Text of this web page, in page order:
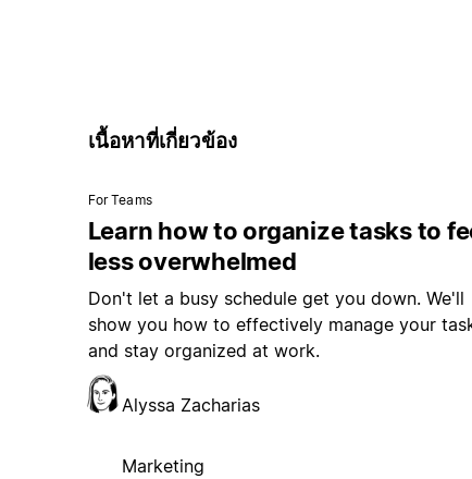
เนื้อหาที่เกี่ยวข้อง
For Teams
Learn how to organize tasks to
less overwhelmed
Don't let a busy schedule get you down. We'll
show you how to effectively manage your
and stay organized at work.
Alyssa Zacharias
Marketing